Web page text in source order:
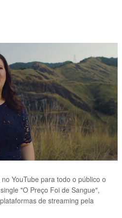
YouTube para todo o público o
"O Preço Foi de Sangue",
de streaming pela